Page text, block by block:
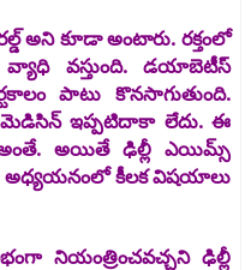
అని కూడా అంటారు. రక్తంలో
వస్తుంది. డయాబెటీస్
పాటు కొనసాగుతుంది.
ఇప్పటిదాకా లేదు. ఈ
అంతే. అయితే ఢిల్లీ ఎయిమ్స్
అధ్యయనంలో కీలక విషయాలు
నియంత్రించవచ్చని ఢిల్లీ